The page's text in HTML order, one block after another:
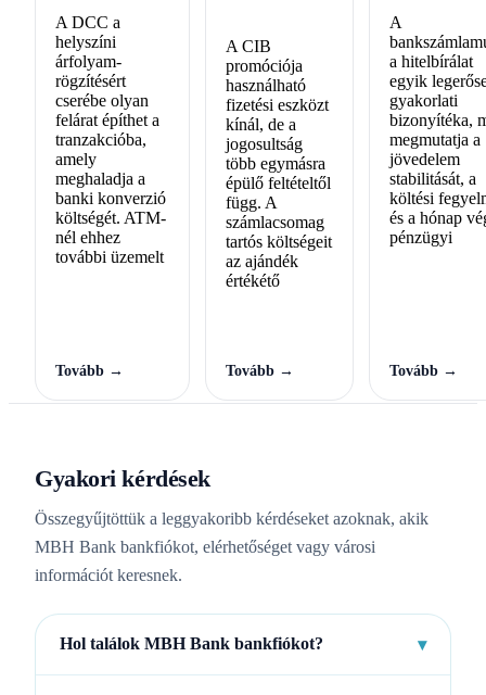
A DCC a
helyszíni
árfolyam-
rögzítésért
cserébe olyan
felárat építhet a
tranzakcióba,
amely
meghaladja a
banki konverzió
költségét. ATM-
nél ehhez
további üzemelt
Tovább →
A CIB
promóciója
használható
fizetési eszközt
kínál, de a
jogosultság
több egymásra
épülő feltételtől
függ. A
számlacsomag
tartós költségeit
az ajándék
értékétő
Tovább →
A
a hitelbírálat
egyik
gyakorlati
bizonyítéka,
megmutatja a
jövedelem
stabilitását, a
költési
és a hónap
pénzügyi
Tovább →
Gyakori kérdések
Összegyűjtöttük a leggyakoribb kérdéseket azoknak, akik
MBH Bank bankfiókot, elérhetőséget vagy városi
információt keresnek.
Hol találok MBH Bank bankfiókot? ▾